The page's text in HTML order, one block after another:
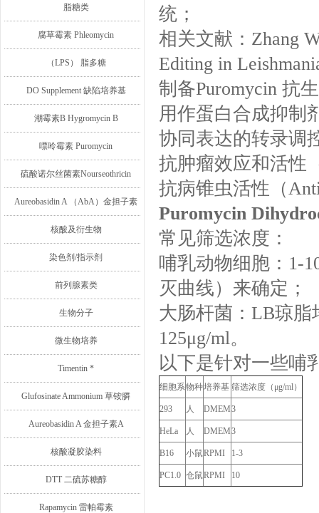
脂糖类
腐草霉素 Phleomycin
（LPS） 脂多糖
DO Supplement 缺陷培养基
潮霉素B Hygromycin B
嘌呤霉素 Puromycin
硫酸诺尔丝菌素Nourseothricin
Aureobasidin A （AbA）金担子素
A
核酸及衍生物
染色剂/指示剂
前列腺素类
生物分子
微生物培养
Timentin *
Glufosinate Ammonium 草铵膦
Aureobasidin A 金担子素A
核酸凝胶染料
DTT 二硫苏糖醇
Rapamycin 雷帕霉素
统；
相关文献：Zhang
Editing in
制备Puromycin 抗
用作蛋白合成抑制
协同表达的转录调
抗肿瘤效应和活性
抗病锥虫活性（
Puromycin
常见筛选浓度：
哺乳动物细胞：1-
灭曲线）来确定；
大肠杆菌：LB琼脂
125μg/ml。
以下是针对一些哺
细胞系物种培养基 筛选浓度（μg/ml）
293 人 DMEM3
HeLa 人 DMEM3
B16 小鼠RPMI 1-3
PC1.0 仓鼠RPMI 10